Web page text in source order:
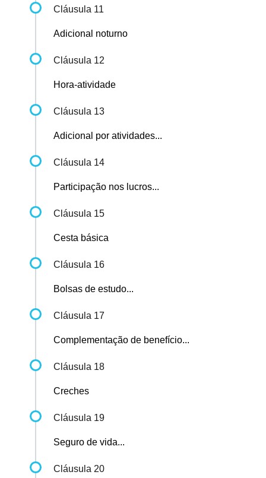
Cláusula 11
Adicional noturno
Cláusula 12
Hora-atividade
Cláusula 13
Adicional por atividades...
Cláusula 14
Participação nos lucros...
Cláusula 15
Cesta básica
Cláusula 16
Bolsas de estudo...
Cláusula 17
Complementação de benefício...
Cláusula 18
Creches
Cláusula 19
Seguro de vida...
Cláusula 20